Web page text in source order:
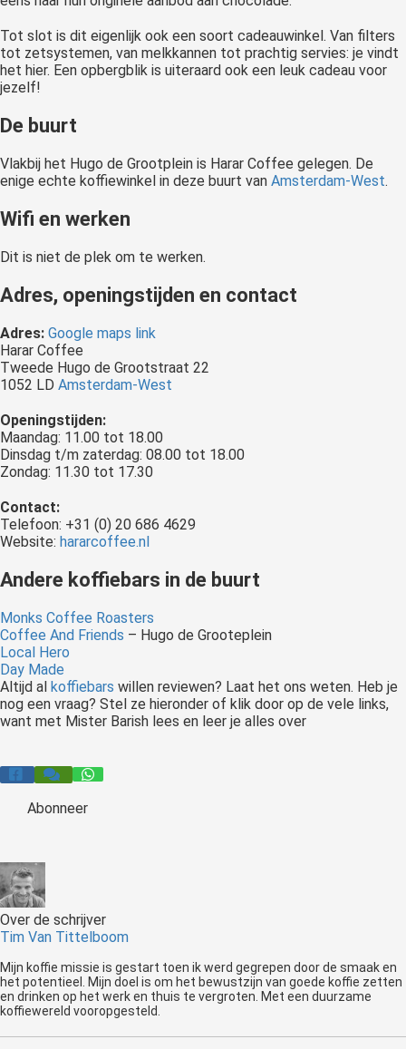
Tot slot is dit eigenlijk ook een soort cadeauwinkel. Van filters
tot zetsystemen, van melkkannen tot prachtig servies: je vindt
het hier. Een opbergblik is uiteraard ook een leuk cadeau voor
jezelf!
De buurt
Vlakbij het Hugo de Grootplein is Harar Coffee gelegen. De
enige echte koffiewinkel in deze buurt van Amsterdam-West.
Wifi en werken
Dit is niet de plek om te werken.
Adres, openingstijden en contact
Adres: Google maps link
Harar Coffee
Tweede Hugo de Grootstraat 22
1052 LD Amsterdam-West
Openingstijden:
Maandag: 11.00 tot 18.00
Dinsdag t/m zaterdag: 08.00 tot 18.00
Zondag: 11.30 tot 17.30
Contact:
Telefoon: +31 (0) 20 686 4629
Website: hararcoffee.nl
Andere koffiebars in de buurt
Monks Coffee Roasters
Coffee And Friends – Hugo de Grooteplein
Local Hero
Day Made
Altijd al koffiebars willen reviewen? Laat het ons weten. Heb je
nog een vraag? Stel ze hieronder of klik door op de vele links,
want met Mister Barish lees en leer je alles over
Abonneer
Over de schrijver
Tim Van Tittelboom
Mijn koffie missie is gestart toen ik werd gegrepen door de smaak en
het potentieel. Mijn doel is om het bewustzijn van goede koffie zetten
en drinken op het werk en thuis te vergroten. Met een duurzame
koffiewereld vooropgesteld.